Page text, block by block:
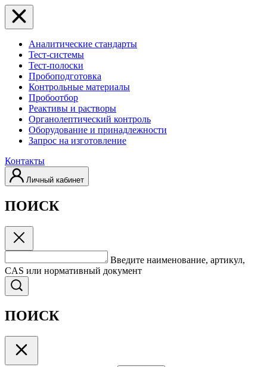
Аналитические стандарты
Тест-системы
Тест-полоски
Пробоподготовка
Контрольные материалы
Пробоотбор
Реактивы и растворы
Органолептический контроль
Оборудование и принадлежности
Запрос на изготовление
Контакты
Личный кабинет
ПОИСК
Введите наименование, артикул,
CAS или нормативный документ
ПОИСК